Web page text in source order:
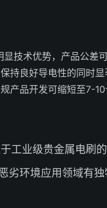
技术优势，产品公差
持良好导电性的同时显
产品开发可缩短至7-10
工业级贵金属电刷
环境应用领域有独